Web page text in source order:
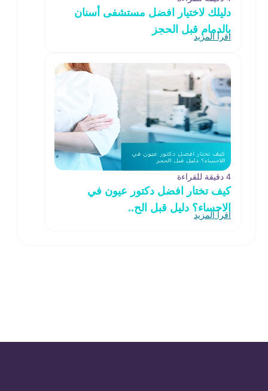
دليلك لاختيار افضل مستشفى أسنان
بالدمام قبل الحجز
اقرأ المزيد
4 دقيقة للقراءة
كيف تختار افضل دكتور عيون في
الاحساء؟ دليل قبل الح..
اقرأ المزيد